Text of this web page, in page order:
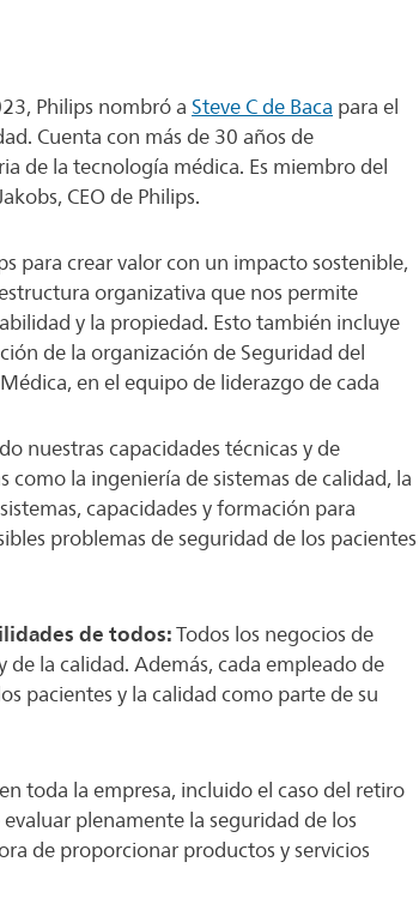
Philips nombró aSteve C de Bacapara el
Cuenta con más de 30 años de
de la tecnología médica. Es miembro del
CEO de Philips.
para crear valor con un impacto sostenible,
organizativa que nos permite
y la propiedad. Esto también incluye
de la organización de Seguridad del
en el equipo de liderazgo de cada
nuestras capacidades técnicas y de
la ingeniería de sistemas de calidad, la
capacidades y formación para
problemas de seguridad de los pacientes
de todos:Todos los negocios de
de la calidad. Además, cada empleado de
pacientes y la calidad como parte de su
toda la empresa, incluido el caso del retiro
plenamente la seguridad de los
de proporcionar productos y servicios